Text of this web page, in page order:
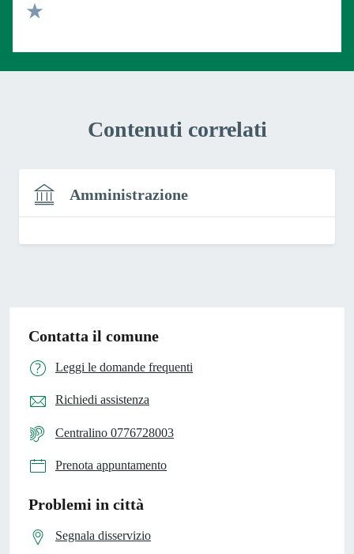
Valuta 2 stelle su 5
Contenuti correlati
Amministrazione
Contatta il comune
Leggi le domande frequenti
Richiedi assistenza
Centralino 0776728003
Prenota appuntamento
Problemi in città
Segnala disservizio